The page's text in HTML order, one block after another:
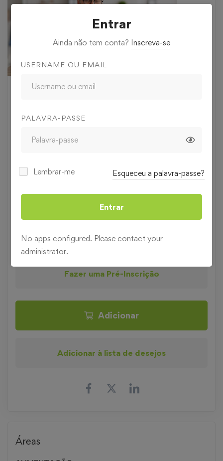
Duração 40 horas
Categoria LÍNGUAS
Pedir informações
Fazer uma Pré-Inscrição
Adicionar
Adicionar à lista de desejos
Áreas
Entrar
Ainda não tem conta? Inscreva-se
USERNAME OU EMAIL
PALAVRA-PASSE
Lembrar-me Esqueceu a palavra-passe?
Entrar
No apps configured. Please contact your
administrator.